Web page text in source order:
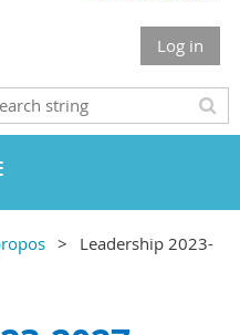
Log in
Leadership 2023-